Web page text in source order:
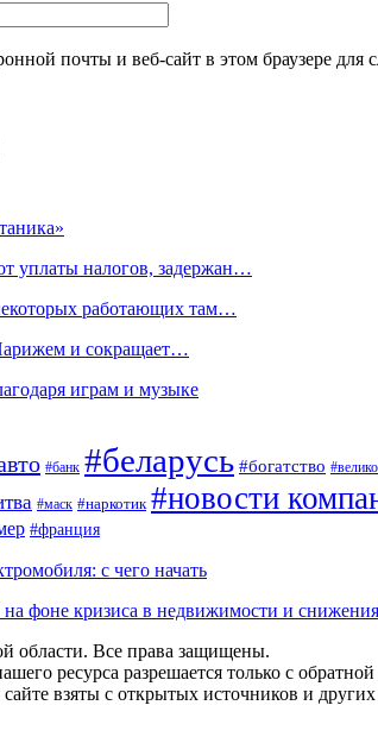
почты и веб-сайт в этом браузере для
уплаты налогов, задержан…
работающих там…
и сокращает…
играм и музыке
#банк #беларусь #богатство
#маск #наркотик #новости
#франция
с чего начать
фоне кризиса в недвижимости и
области. Все права защищены.
ресурса разрешается только с
взяты с открытых источников и